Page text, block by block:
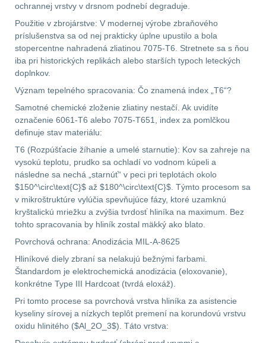
11
12GA, 20GA14
.40 .4110
.44 .4511
.357 .38 (9mm)11
19118
AR10 6
Náradie a nástroje k
zbraniam33
AR15 19
AK479
.227
ochrannej vrstvy v drsnom podnebí degraduje.
Použitie v zbrojárstve: V modernej výrobe zbraňového
príslušenstva sa od nej prakticky úplne upustilo a bola
stopercentne nahradená zliatinou 7075-T6. Stretnete sa s ňou
iba pri historických replikách alebo starších typoch leteckých
doplnkov.
Význam tepelného spracovania: Čo znamená index „T6“?
Samotné chemické zloženie zliatiny nestačí. Ak uvidíte
označenie 6061-T6 alebo 7075-T651, index za pomlčkou
definuje stav materiálu:
T6 (Rozpúšťacie žíhanie a umelé starnutie): Kov sa zahreje na
vysokú teplotu, prudko sa ochladí vo vodnom kúpeli a
následne sa nechá „starnúť“ v peci pri teplotách okolo
$150^\circ\text{C}$ až $180^\circ\text{C}$. Týmto procesom sa
v mikroštruktúre vylúčia spevňujúce fázy, ktoré uzamknú
kryštalickú mriežku a zvýšia tvrdosť hliníka na maximum. Bez
tohto spracovania by hliník zostal mäkký ako blato.
Povrchová ochrana: Anodizácia MIL-A-8625
Hliníkové diely zbraní sa nelakujú bežnými farbami.
Štandardom je elektrochemická anodizácia (eloxovanie),
konkrétne Type III Hardcoat (tvrdá eloxáž).
Pri tomto procese sa povrchová vrstva hliníka za asistencie
kyseliny sírovej a nízkych teplôt premení na korundovú vrstvu
oxidu hlinitého ($Al_2O_3$). Táto vrstva: